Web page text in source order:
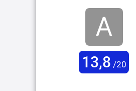
13,8 /20